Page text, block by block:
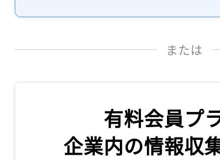
または
有料会員プ
企業内の情報収